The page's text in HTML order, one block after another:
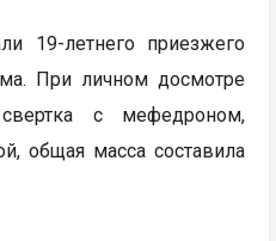
19-летнего приезжего
При личном досмотре
с мефедроном,
общая масса составила